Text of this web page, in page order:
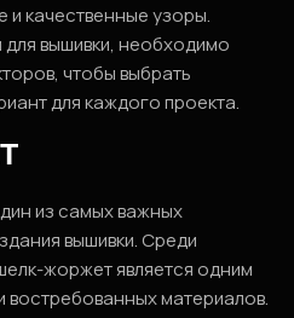
и качественные узоры.
вышивки, необходимо
чтобы выбрать
для каждого проекта.
из самых важных
вышивки. Среди
жоржет является одним
востребованных материалов.